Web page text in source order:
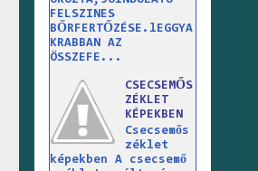
FELSZINES
BŐRFERTŐZÉSE.lEGGYA
KRABBAN AZ
ÖSSZEFE...
CSECSEMŐS
ZÉKLET
KÉPEKBEN
Csecsemős
zéklet
képekben A csecsemő